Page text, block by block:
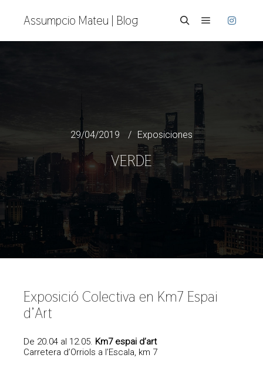
Assumpcio Mateu | Blog
29/04/2019 Exposiciones
VERDE
Exposició Colectiva en Km7 Espai
d’Art
De 20.04 al 12.05. Km7 espai d’art
Carretera d’Orriols a l’Escala, km 7